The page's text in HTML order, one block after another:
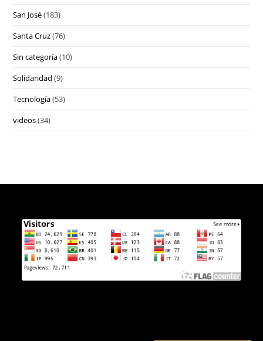
San José(183)
Santa Cruz(76)
Sin categoría(10)
Solidaridad (9)
Tecnología(53)
videos(34)